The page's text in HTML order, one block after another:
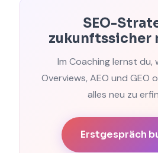
SEO-
zukunftssicher
Im Coaching lernst du,
Overviews, AEO und GEO
alles neu zu
Erstgespräch